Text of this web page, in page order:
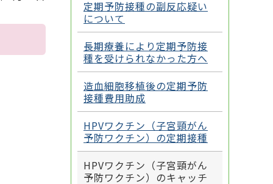
定期予防接種の副反応疑い
について
長期療養により定期予防接
種を受けられなかった方へ
造血細胞移植後の定期予防
接種費用助成
HPVワクチン（子宮頸がん
予防ワクチン）の定期接種
HPVワクチン（子宮頸がん
予防ワクチン）のキャッチ